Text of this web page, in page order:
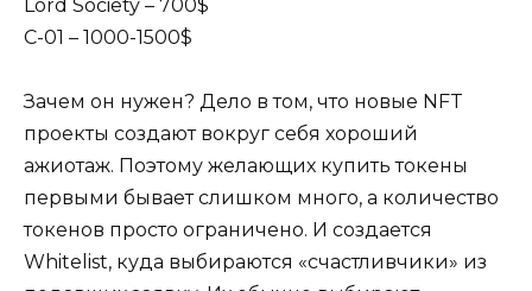
Lord Society – 700$
С-01 – 1000-1500$
Зачем он нужен? Дело в том, что новые NFT
проекты создают вокруг себя хороший
ажиотаж. Поэтому желающих купить токены
первыми бывает слишком много, а количество
токенов просто ограничено. И создается
Whitelist, куда выбираются «счастливчики» из